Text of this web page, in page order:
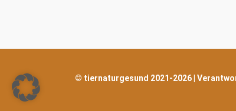
© tiernaturgesund 2021-2026 |